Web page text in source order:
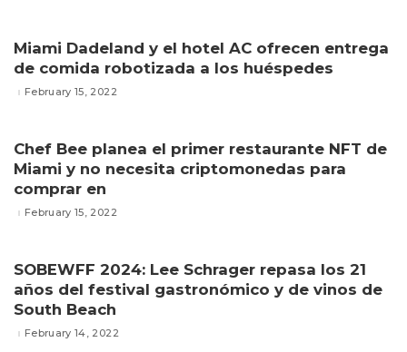
Miami Dadeland y el hotel AC ofrecen entrega
de comida robotizada a los huéspedes
February 15, 2022
Chef Bee planea el primer restaurante NFT de
Miami y no necesita criptomonedas para
comprar en
February 15, 2022
SOBEWFF 2024: Lee Schrager repasa los 21
años del festival gastronómico y de vinos de
South Beach
February 14, 2022